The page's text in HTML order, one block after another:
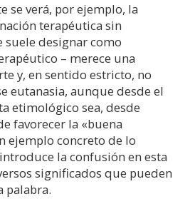
se verá, por ejemplo, la
terapéutica sin
suele designar como
– merece una
y, en sentido estricto, no
eutanasia, aunque desde el
etimológico sea, desde
favorecer la «buena
ejemplo concreto de lo
la confusión en esta
significados que pueden
palabra.